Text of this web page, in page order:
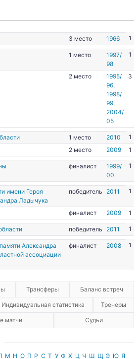
3 место 1966 1
1 место
1997/
98
1
2 место
1995/
96,
1998/
99,
2004/
05
3
1 место 2010
1
2 место
2009 1
финалист
1999/
00
1
имени Героя
Ладычука
победитель 2011 1
финалист 2009 1
победитель 2011 1
Александра
ассоциации
финалист 2008 1
Трансферы Баланс встреч
Индивидуальная статистика Тренеры
матчи Судьи
М Н О П Р С Т У Ф Х Ц Ч Ш Щ Э Ю Я